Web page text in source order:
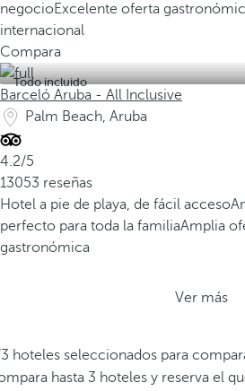
negocioExcelente oferta
internacional
Compara
Todo incluido
Barceló Aruba - All Inclusive
Palm Beach, Aruba
4.2/5
13053 reseñas
Hotel a pie de playa, de fácil acceso
perfecto para toda la familiaAmplia
gastronómica
Ver más
hoteles seleccionados para
hasta 3 hoteles y reserva el